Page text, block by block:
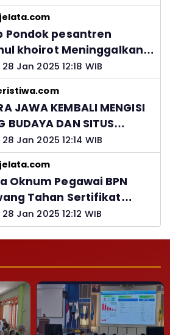
Pondok pesantren
khoirot Meninggalkan
Ke Material, Mantan
Harus Bertanggung
Jan 2025 12:18 WIB
JAWA KEMBALI MENGISI
BUDAYA DAN SITUS
NUSANTARA
Jan 2025 12:14 WIB
Oknum Pegawai BPN
Tahan Sertifikat
PTSL
Jan 2025 12:12 WIB